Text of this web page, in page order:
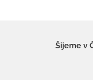
Šijeme v